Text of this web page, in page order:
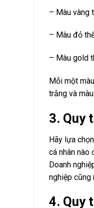
– Màu vàng
– Màu đỏ
– Màu gold
Mỗi một
trắng và
3. Quy
Hãy lựa
cá nhân nào
Doanh
nghiệp cũng
4. Quy